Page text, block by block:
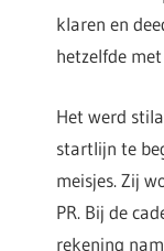
klaren en
hetzelfde
Het werd
startlijn te
meisjes. Zij
PR. Bij de
rekening